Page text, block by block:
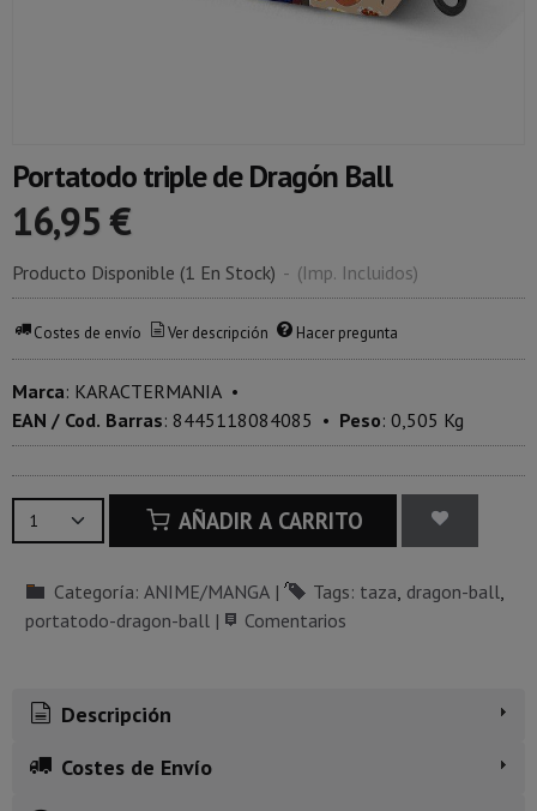
Portatodo triple de Dragón Ball
16,95 €
Producto Disponible (1 En Stock) - (Imp. Incluidos)
Costes de envío Ver descripción Hacer pregunta
Marca: KARACTERMANIA •
EAN / Cod. Barras: 8445118084085 • Peso: 0,505 Kg
AÑADIR A CARRITO
Categoría: ANIME/MANGA | Tags: taza dragon-ball
portatodo-dragon-ball | Comentarios
Descripción
Costes de Envío